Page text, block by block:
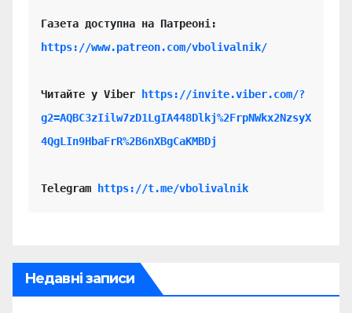
https://www.patreon.com/vbolivalnik/
Читайте у Viber
https://invite.viber.com/?
g2=AQBC3zIilw7zD1LgIA448Dlkj%2FrpNWkx2NzsyX
4QgLIn9HbaFrR%2B6nXBgCaKMBDj
Telegram https://t.me/vbolivalnik
Недавні записи